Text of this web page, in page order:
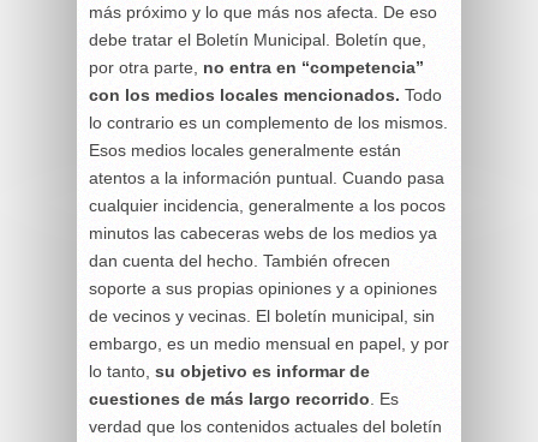
más próximo y lo que más nos afecta. De eso
debe tratar el Boletín Municipal. Boletín que,
por otra parte, no entra en “competencia”
con los medios locales mencionados. Todo
lo contrario es un complemento de los mismos.
Esos medios locales generalmente están
atentos a la información puntual. Cuando pasa
cualquier incidencia, generalmente a los pocos
minutos las cabeceras webs de los medios ya
dan cuenta del hecho. También ofrecen
soporte a sus propias opiniones y a opiniones
de vecinos y vecinas. El boletín municipal, sin
embargo, es un medio mensual en papel, y por
lo tanto, su objetivo es informar de
cuestiones de más largo recorrido . Es
verdad que los contenidos actuales del boletín